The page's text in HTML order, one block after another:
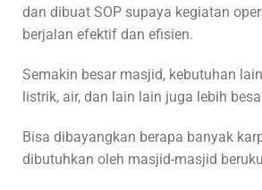
dan dibuat SOP supaya kegiatan
berjalan efektif dan efisien.
Semakin besar masjid, kebutuhan
listrik, air, dan lain lain juga lebih
Bisa dibayangkan berapa banyak
dibutuhkan oleh masjid-masjid